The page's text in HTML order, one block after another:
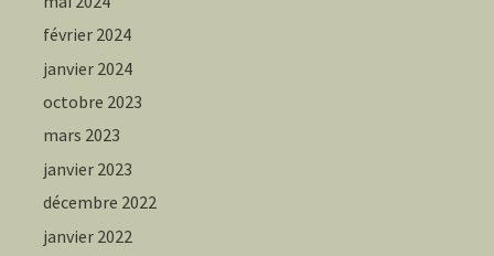
février 2024
janvier 2024
octobre 2023
mars 2023
janvier 2023
décembre 2022
janvier 2022